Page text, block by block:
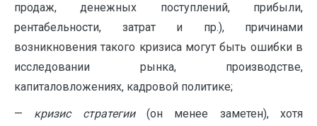
продаж, денежных поступлений, прибыли,
рентабельности, затрат и пр.), причинами
возникновения такого кризиса могут быть ошибки в
исследовании рынка, производстве,
капиталовложениях, кадровой политике;
— кризис стратегии(он менее заметен), хотя